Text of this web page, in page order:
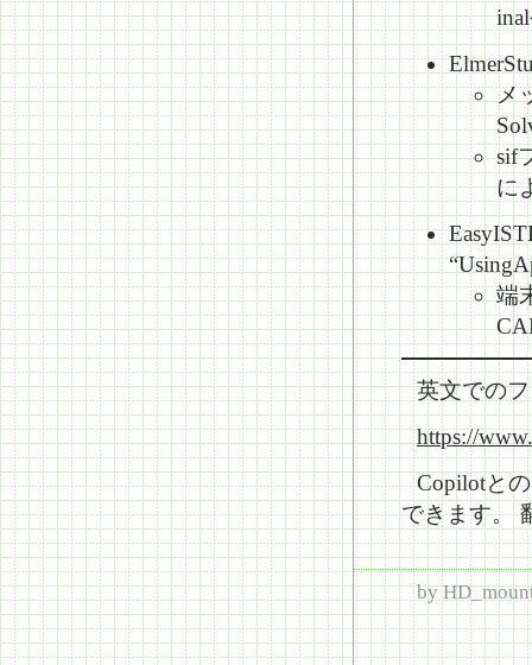
メ
sif
に
端
英文での
https://
Copilotと
できます。
by